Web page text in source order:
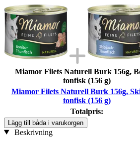
Miamor Filets Naturell Burk 156g,
tonfisk (156 g)
Miamor Filets Naturell Burk 156g,
tonfisk (156 g)
Totalpris:
Lägg till båda i varukorgen
Beskrivning